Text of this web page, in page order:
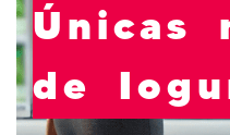
Únicas
de